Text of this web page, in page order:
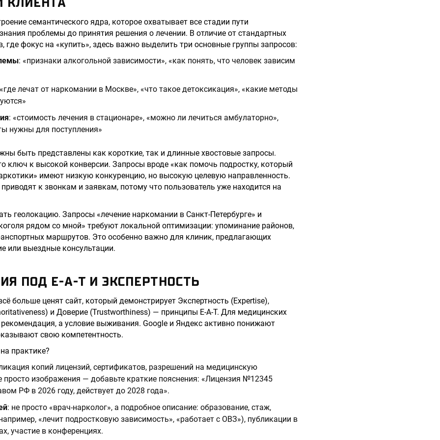
КЛИЕНТА
семантического ядра, которое охватывает все стадии пути
проблемы до принятия решения о лечении. В отличие от стандартных
где фокус на «купить», здесь важно выделить три основные группы запросов:
: «признаки алкогольной зависимости», «как понять, что человек зависим
лечат от наркомании в Москве», «что такое детоксикация», «какие методы
: «стоимость лечения в стационаре», «можно ли лечиться амбулаторно»,
нужны для поступления»
быть представлены как короткие, так и длинные хвостовые запросы.
ключ к высокой конверсии. Запросы вроде «как помочь подростку, который
имеют низкую конкуренцию, но высокую целевую направленность.
к звонкам и заявкам, потому что пользователь уже находится на
геолокацию. Запросы «лечение наркомании в Санкт-Петербурге» и
рядом со мной» требуют локальной оптимизации: упоминание районов,
маршрутов. Это особенно важно для клиник, предлагающих
или выездные консультации.
ПОД E-A-T И ЭКСПЕРТНОСТЬ
больше ценят сайт, который демонстрирует Экспертность (Expertise),
и Доверие (Trustworthiness) — принципы E-A-T. Для медицинских
рекомендация, а условие выживания. Google и Яндекс активно понижают
свою компетентность.
практике?
копий лицензий, сертификатов, разрешений на медицинскую
просто изображения — добавьте краткие пояснения: «Лицензия №12345
РФ в 2026 году, действует до 2028 года».
: не просто «врач-нарколог», а подробное описание: образование, стаж,
«лечит подростковую зависимость», «работает с ОВЗ»), публикации в
участие в конференциях.